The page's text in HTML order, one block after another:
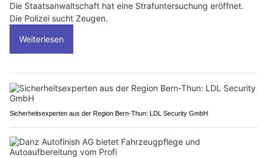
Die Staatsanwaltschaft hat eine Strafuntersuchung eröffnet.
Die Polizei sucht Zeugen.
Weiterlesen
Sicherheitsexperten aus der Region Bern-Thun: LDL Security GmbH